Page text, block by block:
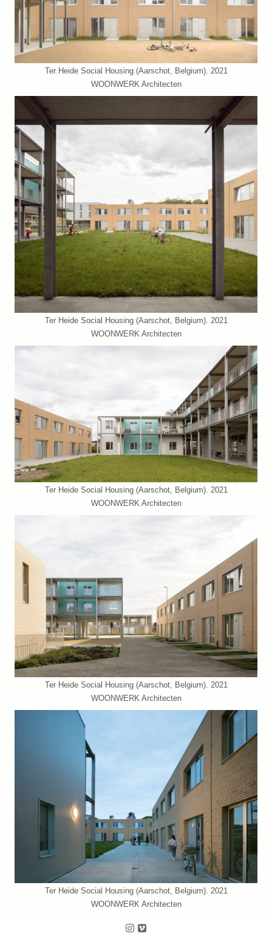
Ter Heide Social Housing (Aarschot, Belgium). 2021
WOONWERK Architecten
Ter Heide Social Housing (Aarschot, Belgium). 2021
WOONWERK Architecten
Ter Heide Social Housing (Aarschot, Belgium). 2021
WOONWERK Architecten
Ter Heide Social Housing (Aarschot, Belgium). 2021
WOONWERK Architecten
Ter Heide Social Housing (Aarschot, Belgium). 2021
WOONWERK Architecten
Follow us on Instagram